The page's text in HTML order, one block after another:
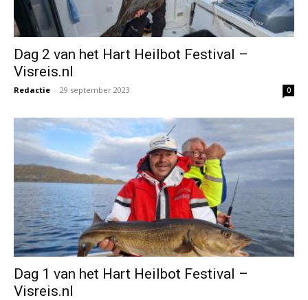
Dag 2 van het Hart Heilbot Festival –
Visreis.nl
Redactie - 29 september 2023 0
Dag 1 van het Hart Heilbot Festival –
Visreis.nl